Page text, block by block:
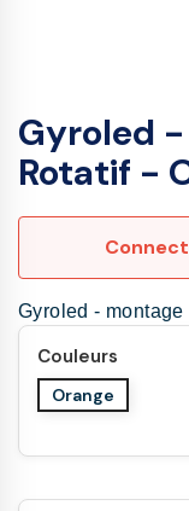
Gyroled
Rotatif -
Gyroled -
Couleurs
Orange